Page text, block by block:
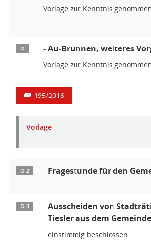
Vorlage zur Kenntnis genommen
Ö - Au-Brunnen, weiteres
Vorlage zur Kenntnis genommen
195/2016
Vorlage
Ö 2 Fragestunde für den
Ö 3
Ausscheiden von
Tiesler aus dem
einstimmig beschlossen